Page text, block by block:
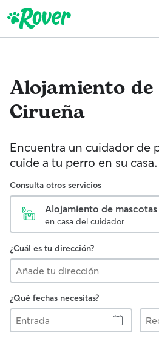
Alojamiento
Cirueña
Encuentra un cuidador de
cuide a tu perro en su casa.
Consulta otros servicios
Alojamiento de mascotas
en casa del cuidador
¿Cuál es tu dirección?
¿Qué fechas necesitas?
Entrada